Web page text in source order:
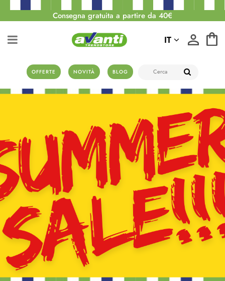
Consegna gratuita a partire da 40€
OFFERTE NOVITÀ BLOG
IT